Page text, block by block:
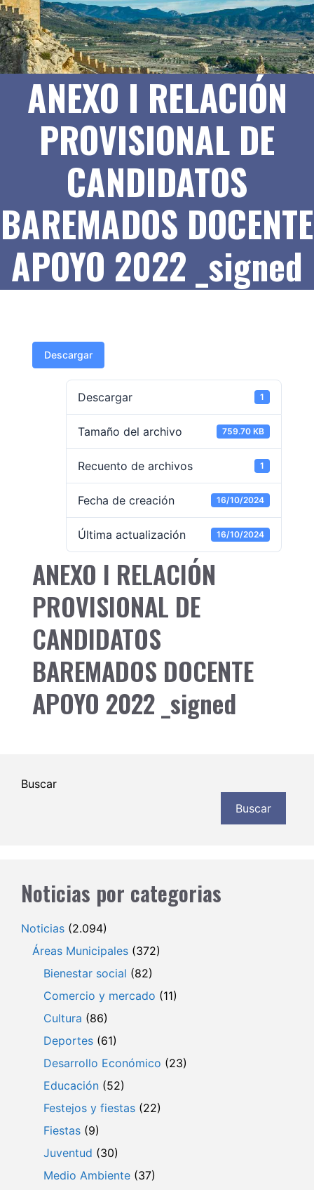
ANEXO I RELACIÓN
PROVISIONAL DE
CANDIDATOS
BAREMADOS DOCENTE
APOYO 2022 _signed
Descargar
Descargar 1
Tamaño del archivo 759.70 KB
Recuento de archivos 1
Fecha de creación 16/10/2024
Última actualización 16/10/2024
ANEXO I RELACIÓN
PROVISIONAL DE
CANDIDATOS
BAREMADOS DOCENTE
APOYO 2022 _signed
Buscar
Buscar
Noticias por categorias
Noticias (2.094)
Áreas Municipales (372)
Bienestar social (82)
Comercio y mercado (11)
Cultura (86)
Deportes (61)
Desarrollo Económico (23)
Educación (52)
Festejos y fiestas (22)
Fiestas (9)
Juventud (30)
Medio Ambiente (37)